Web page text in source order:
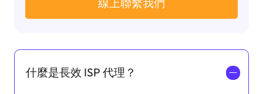
線上聯繫我們
什麼是長效 ISP 代理？ 一